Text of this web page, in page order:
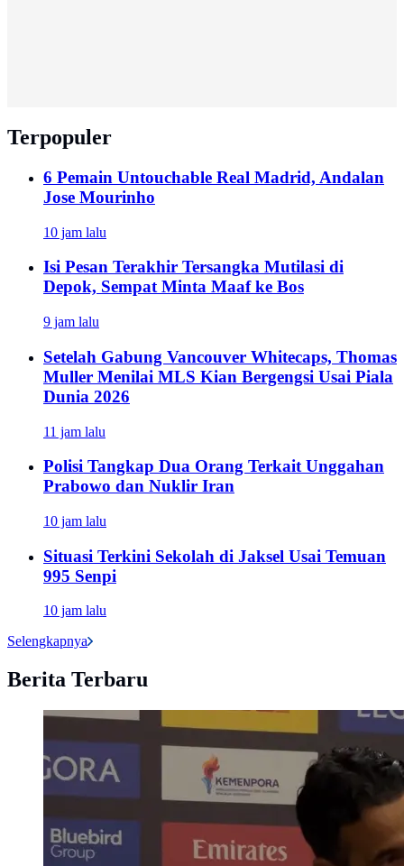
Terpopuler
6 Pemain Untouchable Real Madrid, Andalan
Jose Mourinho
10 jam lalu
Isi Pesan Terakhir Tersangka Mutilasi di
Depok, Sempat Minta Maaf ke Bos
9 jam lalu
Setelah Gabung Vancouver Whitecaps, Thomas
Muller Menilai MLS Kian Bergengsi Usai Piala
Dunia 2026
11 jam lalu
Polisi Tangkap Dua Orang Terkait Unggahan
Prabowo dan Nuklir Iran
10 jam lalu
Situasi Terkini Sekolah di Jaksel Usai Temuan
995 Senpi
10 jam lalu
Selengkapnya
Berita Terbaru